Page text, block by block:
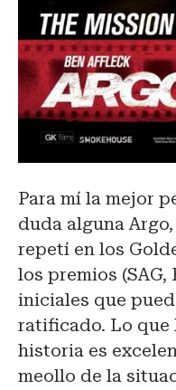
Para mí la mejor
duda alguna
repetí en los
los premios
iniciales que
ratificado. Lo que
historia es
meollo de la